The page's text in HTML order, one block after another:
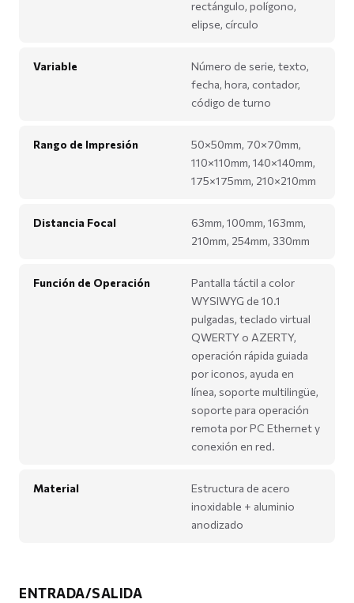
rectángulo, polígono,
elipse, círculo
Variable
Número de serie, texto,
fecha, hora, contador,
código de turno
Rango de Impresión
50×50mm, 70×70mm,
110×110mm, 140×140mm,
175×175mm, 210×210mm
Distancia Focal
63mm, 100mm, 163mm,
210mm, 254mm, 330mm
Función de Operación
Pantalla táctil a color
WYSIWYG de 10.1
pulgadas, teclado virtual
QWERTY o AZERTY,
operación rápida guiada
por iconos, ayuda en
línea, soporte multilingüe,
soporte para operación
remota por PC Ethernet y
conexión en red.
Material
Estructura de acero
inoxidable + aluminio
anodizado
ENTRADA/SALIDA